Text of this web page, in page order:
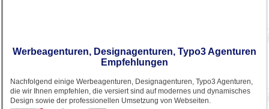
Werbeagenturen, Designagenturen, Typo3 Agenturen
Empfehlungen
Nachfolgend einige Werbeagenturen, Designagenturen, Typo3 Agenturen,
die wir Ihnen empfehlen, die versiert sind auf modernes und dynamisches
Design sowie der professionellen Umsetzung von Webseiten.